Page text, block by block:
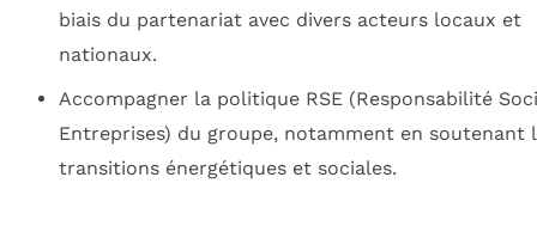
biais du partenariat avec divers acteurs locaux et
nationaux.
Accompagner la politique RSE (Responsabilité
Entreprises) du groupe, notamment en soutenant
transitions énergétiques et sociales.